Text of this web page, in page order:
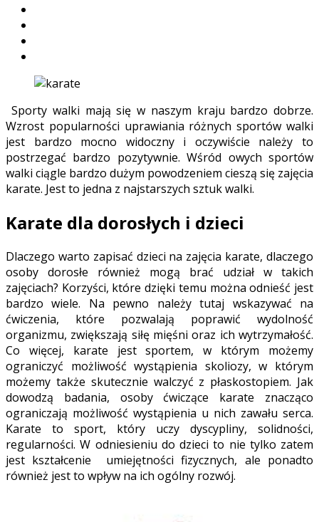
Sporty walki mają się w naszym kraju bardzo dobrze.
Wzrost popularności uprawiania różnych sportów walki
jest bardzo mocno widoczny i oczywiście należy to
postrzegać bardzo pozytywnie. Wśród owych sportów
walki ciągle bardzo dużym powodzeniem cieszą się zajęcia
karate. Jest to jedna z najstarszych sztuk walki.
Karate dla dorosłych i dzieci
Dlaczego warto zapisać dzieci na zajęcia karate, dlaczego
osoby dorosłe również mogą brać udział w takich
zajęciach? Korzyści, które dzięki temu można odnieść jest
bardzo wiele. Na pewno należy tutaj wskazywać na
ćwiczenia, które pozwalają poprawić wydolność
organizmu, zwiększają siłę mięśni oraz ich wytrzymałość.
Co więcej, karate jest sportem, w którym możemy
ograniczyć możliwość wystąpienia skoliozy, w którym
możemy także skutecznie walczyć z płaskostopiem. Jak
dowodzą badania, osoby ćwiczące karate znacząco
ograniczają możliwość wystąpienia u nich zawału serca.
Karate to sport, który uczy dyscypliny, solidności,
regularności. W odniesieniu do dzieci to nie tylko zatem
jest kształcenie umiejętności fizycznych, ale ponadto
również jest to wpływ na ich ogólny rozwój.